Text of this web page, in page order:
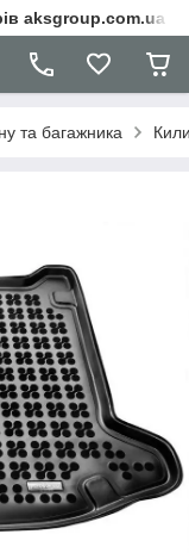
aksgroup.com.ua
та багажника